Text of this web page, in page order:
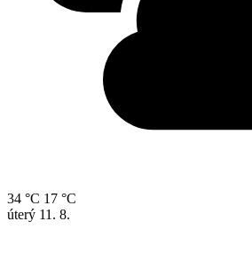
34 °C 17 °C
úterý 11. 8.